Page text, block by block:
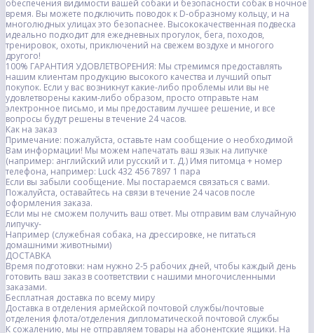
обеспечения видимости вашей собаки и безопасности собак в ночное
время. Вы можете подключить поводок к D-образному кольцу, и на
многолюдных улицах это безопаснее. Высококачественная подвеска
идеально подходит для ежедневных прогулок, бега, походов,
тренировок, охоты, приключений на свежем воздухе и многого
другого!
100% ГАРАНТИЯ УДОВЛЕТВОРЕНИЯ: Мы стремимся предоставлять
нашим клиентам продукцию высокого качества и лучший опыт
покупок. Если у вас возникнут какие-либо проблемы или вы не
удовлетворены каким-либо образом, просто отправьте нам
электронное письмо, и мы предоставим лучшее решение, и все
вопросы будут решены в течение 24 часов.
Как на заказ
Примечание: пожалуйста, оставьте нам сообщение о необходимой
Вам информации! Мы можем напечатать ваш язык на липучке
(например: английский или русский и т. Д.) Имя питомца + номер
телефона, например: Luck 432 456 7897 1 пара
Если вы забыли сообщение. Мы постараемся связаться с вами.
Пожалуйста, оставайтесь на связи в течение 24 часов после
оформления заказа.
Если мы не сможем получить ваш ответ. Мы отправим вам случайную
липучку-
Например (служебная собака, на дрессировке, не питаться
домашними животными)
ДОСТАВКА
Время подготовки: нам нужно 2-5 рабочих дней, чтобы каждый день
готовить ваш заказ в соответствии с нашими многочисленными
заказами.
Бесплатная доставка по всему миру
Доставка в отделения армейской почтовой службы/почтовые
отделения флота/отделения дипломатической почтовой службы
К сожалению, мы не отправляем товары на абонентские ящики. На